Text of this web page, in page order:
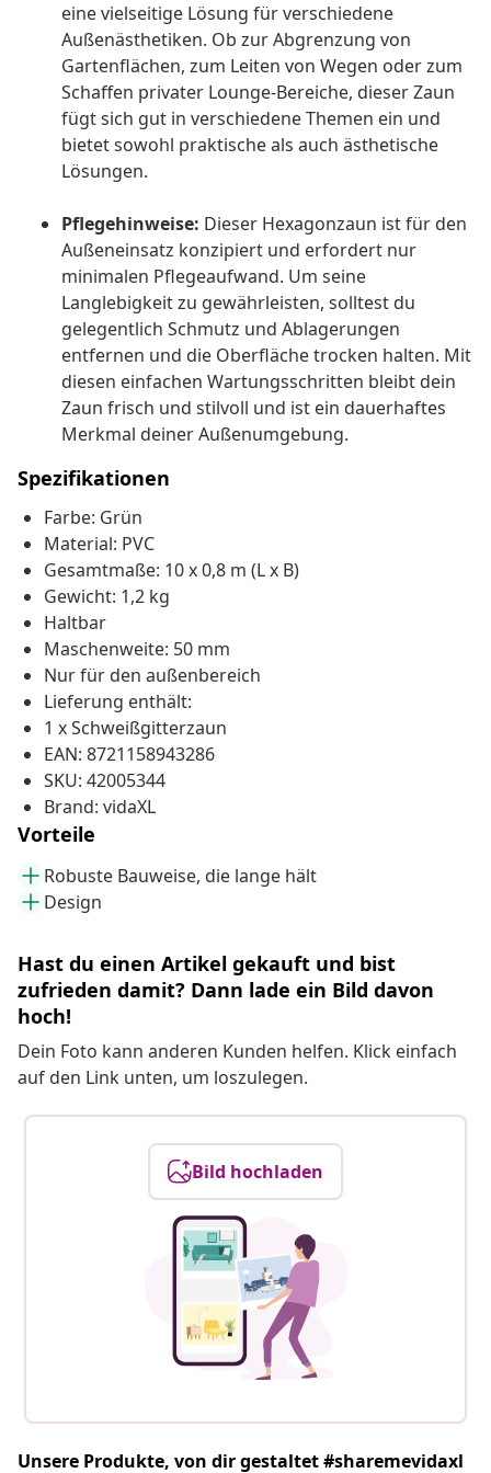
eine vielseitige Lösung für verschiedene
Außenästhetiken. Ob zur Abgrenzung von
Gartenflächen, zum Leiten von Wegen oder zum
Schaffen privater Lounge-Bereiche, dieser Zaun
fügt sich gut in verschiedene Themen ein und
bietet sowohl praktische als auch ästhetische
Lösungen.
Pflegehinweise: Dieser Hexagonzaun ist für den
Außeneinsatz konzipiert und erfordert nur
minimalen Pflegeaufwand. Um seine
Langlebigkeit zu gewährleisten, solltest du
gelegentlich Schmutz und Ablagerungen
entfernen und die Oberfläche trocken halten. Mit
diesen einfachen Wartungsschritten bleibt dein
Zaun frisch und stilvoll und ist ein dauerhaftes
Merkmal deiner Außenumgebung.
Spezifikationen
Farbe: Grün
Material: PVC
Gesamtmaße: 10 x 0,8 m (L x B)
Gewicht: 1,2 kg
Haltbar
Maschenweite: 50 mm
Nur für den außenbereich
Lieferung enthält:
1 x Schweißgitterzaun
EAN: 8721158943286
SKU: 42005344
Brand: vidaXL
Vorteile
Robuste Bauweise, die lange hält
Design
Hast du einen Artikel gekauft und bist
zufrieden damit? Dann lade ein Bild davon
hoch!
Dein Foto kann anderen Kunden helfen. Klick einfach
auf den Link unten, um loszulegen.
Bild hochladen
Unsere Produkte, von dir gestaltet #sharemevidaxl